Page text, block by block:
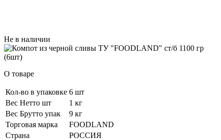
Не в наличии
О товаре
Кол-во в упаковке 6 шт
Вес Нетто шт
1 кг
Вес Брутто упак
9 кг
Торговая марка
FOODLAND
Страна
РОССИЯ